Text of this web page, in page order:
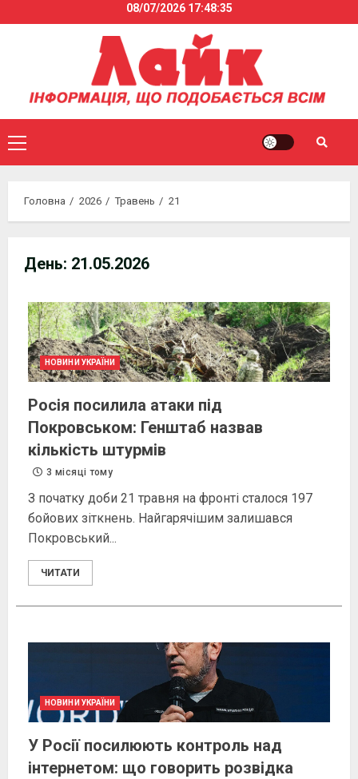
to
08/07/2026 17:48:36
Primary
Menu
Головна 2026 Травень 21
День: 21.05.2026
НОВИНИ УКРАЇНИ
Росія посилила атаки під
Покровськом: Генштаб назвав
кількість штурмів
3 місяці тому
З початку доби 21 травня на фронті сталося 197
бойових зіткнень. Найгарячішим залишався
Покровський...
ЧИТАТИ
НОВИНИ УКРАЇНИ
У Росії посилюють контроль над
інтернетом: що говорить розвідка